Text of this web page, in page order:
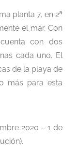
planta 7, en 2ª
el mar. Con
con dos
cada uno. El
de la playa de
más para esta
2020 – 1 de